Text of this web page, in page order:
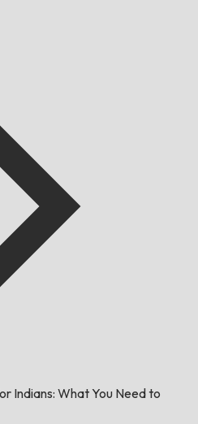
Indians: What You Need to